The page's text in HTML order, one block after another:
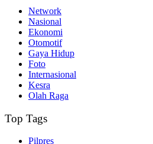
Network
Nasional
Ekonomi
Otomotif
Gaya Hidup
Foto
Internasional
Kesra
Olah Raga
Top Tags
Pilpres